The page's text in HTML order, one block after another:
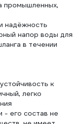
промышленных,
надёжность
напор воды для
в течении
к
легко
- его состав не